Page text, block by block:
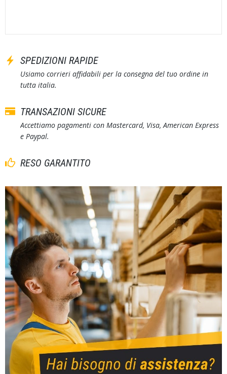
SPEDIZIONI RAPIDE
Usiamo corrieri affidabili per la consegna del tuo ordine in
tutta italia.
TRANSAZIONI SICURE
Accettiamo pagamenti con Mastercard, Visa, American Express
e Paypal.
RESO GARANTITO